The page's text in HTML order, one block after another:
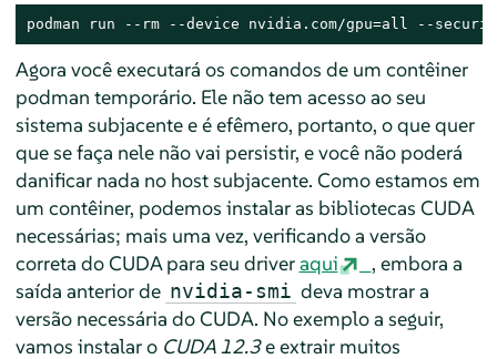
podman run --rm --device nvidia.com/gpu=all --
Agora você executará os comandos de um contêiner
podman temporário. Ele não tem acesso ao seu
sistema subjacente e é efêmero, portanto, o que quer
que se faça nele não vai persistir, e você não poderá
danificar nada no host subjacente. Como estamos em
um contêiner, podemos instalar as bibliotecas CUDA
necessárias; mais uma vez, verificando a versão
correta do CUDA para seu driveraqui
, embora a
saída anterior de nvidia-smi deva mostrar a
versão necessária do CUDA. No exemplo a seguir,
vamos instalar o CUDA 12.3e extrair muitos